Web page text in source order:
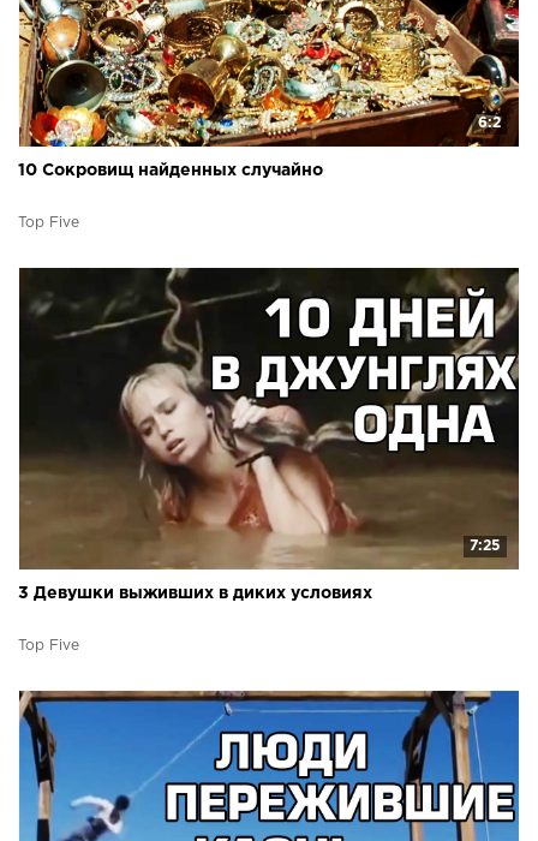
6:2
10 Сокровищ найденных случайно
Top Five
7:25
3 Девушки выживших в диких условиях
Top Five